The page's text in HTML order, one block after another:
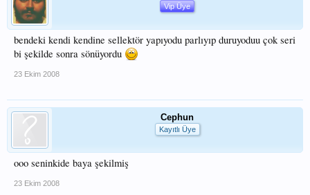
Vip Üye
bendeki kendi kendine sellektör yapıyodu parlıyıp duruyoduu çok seri
bi şekilde sonra sönüyordu
23 Ekim 2008
Cephun
Kayıtlı Üye
ooo seninkide baya şekilmiş
23 Ekim 2008